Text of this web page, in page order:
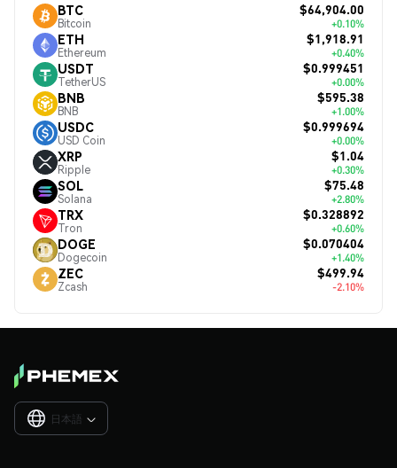
BTC
Bitcoin
$64,904.00
+0.10%
ETH
Ethereum
$1,918.91
+0.40%
USDT
TetherUS
$0.999451
+0.00%
BNB
BNB
$595.38
+1.00%
USDC
USD Coin
$0.999694
+0.00%
XRP
Ripple
$1.04
+0.30%
SOL
Solana
$75.48
+2.80%
TRX
Tron
$0.328892
+0.60%
DOGE
Dogecoin
$0.070404
+1.40%
ZEC
Zcash
$499.94
-2.10%
日本語 